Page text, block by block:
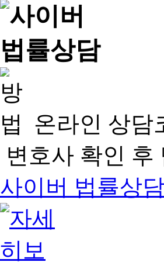
온라인 상담
변호사 확인 후
사이버 법률상